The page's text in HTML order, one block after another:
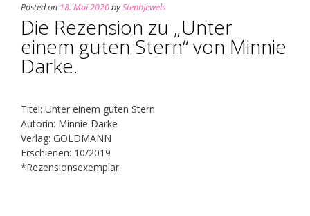
Posted on 18. Mai 2020byStephJewels
Die Rezension zu „Unter
einem guten Stern“ von Minnie
Darke.
Titel: Unter einem guten Stern
Autorin: Minnie Darke
Verlag: GOLDMANN
Erschienen: 10/2019
*Rezensionsexemplar